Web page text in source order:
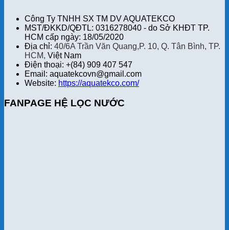
Công Ty TNHH SX TM DV AQUATEKCO
MST/ĐKKD/QĐTL: 0316278040 - do Sở KHĐT TP.
HCM cấp ngày: 18/05/2020
Địa chỉ: 40/6A Trần Văn Quang,P. 10, Q. Tân Bình, TP.
HCM, Việt Nam
Điện thoại: +(84) 909 407 547
Email: aquatekcovn@gmail.com
Website: https://aquatekco.com/
FANPAGE HỆ LỌC NƯỚC